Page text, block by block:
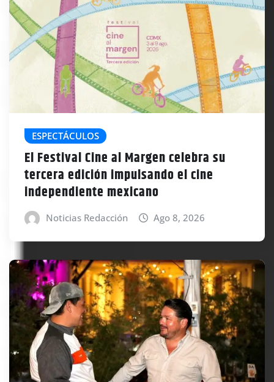
ESPECTÁCULOS
El Festival Cine al Margen celebra su
tercera edición impulsando el cine
independiente mexicano
Noticias Redacción Ago 8, 2026